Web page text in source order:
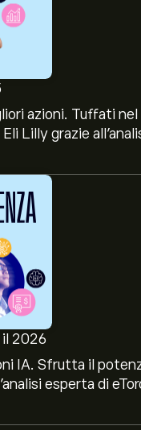
azioni. Tuffati
Lilly grazie
il 2026
IA. Sfrutta il
esperta di
"1D" o "1W" sul
ARK Autonomous